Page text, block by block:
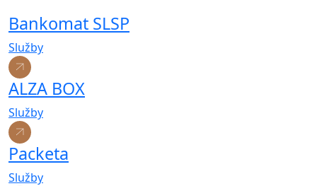
Bankomat SLSP
Služby
ALZA BOX
Služby
Packeta
Služby